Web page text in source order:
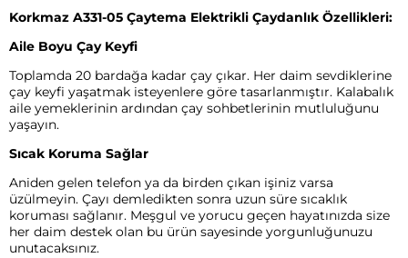
Korkmaz A331-05 Çaytema Elektrikli Çaydanlık Özellikleri:
Aile Boyu Çay Keyfi
Toplamda 20 bardağa kadar çay çıkar. Her daim sevdiklerine
çay keyfi yaşatmak isteyenlere göre tasarlanmıştır. Kalabalık
aile yemeklerinin ardından çay sohbetlerinin mutluluğunu
yaşayın.
Sıcak Koruma Sağlar
Aniden gelen telefon ya da birden çıkan işiniz varsa
üzülmeyin. Çayı demledikten sonra uzun süre sıcaklık
koruması sağlanır. Meşgul ve yorucu geçen hayatınızda size
her daim destek olan bu ürün sayesinde yorgunluğunuzu
unutacaksınız.